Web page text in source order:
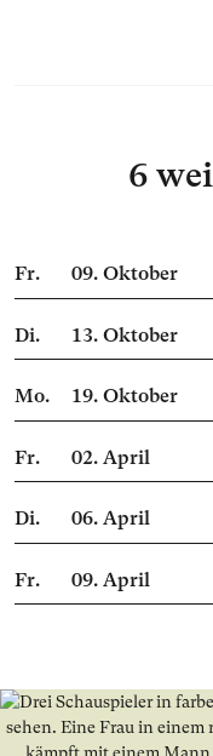
6
Fr. 09.Oktober
Di. 13.Oktober
Mo. 19.Oktober
Fr. 02.April
Di. 06.April
Fr. 09.April